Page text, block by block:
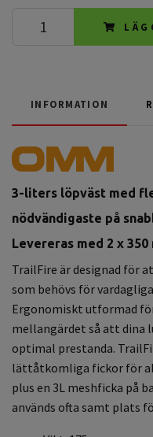
INFORMATION
3-liters löpväst med
nödvändigaste på
Levereras med 2 x
TrailFire är designad för
som behövs för
Ergonomiskt utformad
mellangärdet så att dina
optimal prestanda.
lättåtkomliga fickor för
plus en 3L meshficka på
används ofta samt plats